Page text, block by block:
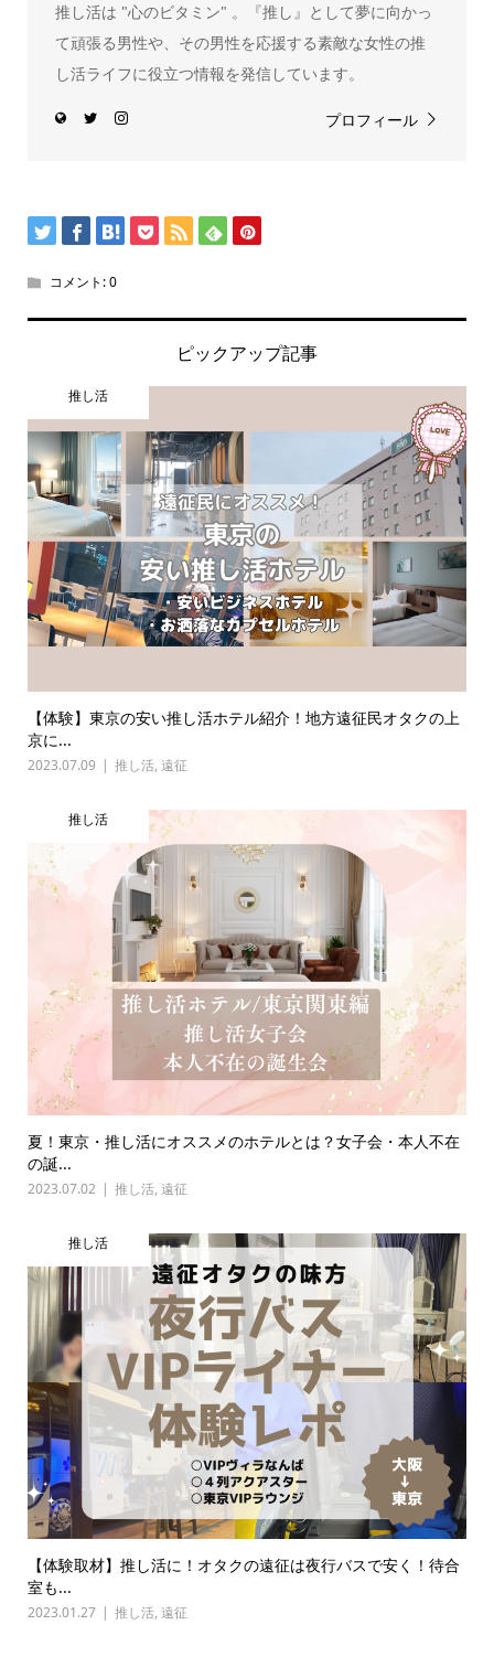
推し活は "心のビタミン" 。『推し』として夢に向かっ
て頑張る男性や、その男性を応援する素敵な女性の推
し活ライフに役立つ情報を発信しています。
プロフィール
コメント:0
ピックアップ記事
推し活
【体験】東京の安い推し活ホテル紹介！地方遠征民オタクの上
京に...
2023.07.09 推し活, 遠征
推し活
夏！東京・推し活にオススメのホテルとは？女子会・本人不在
の誕...
2023.07.02 推し活, 遠征
推し活
【体験取材】推し活に！オタクの遠征は夜行バスで安く！待合
室も...
2023.01.27 推し活, 遠征